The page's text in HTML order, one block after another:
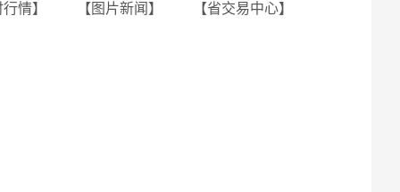
行情】 【图片新闻】
【省交易中心】